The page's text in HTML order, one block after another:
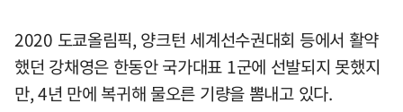
2020 도쿄올림픽, 양크턴 세계선수권대회 등에서 활약
했던 강채영은 한동안 국가대표 1군에 선발되지 못했지
만, 4년 만에 복귀해 물오른 기량을 뽐내고 있다.